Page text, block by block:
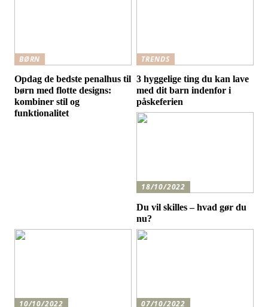
BØRN
Opdag de bedste penalhus til
børn med flotte designs:
kombiner stil og
funktionalitet
TRENDS
3 hyggelige ting du kan lave
med dit barn indenfor i
påskeferien
18/10/2022
Du vil skilles – hvad gør du
nu?
10/10/2022
07/10/2022